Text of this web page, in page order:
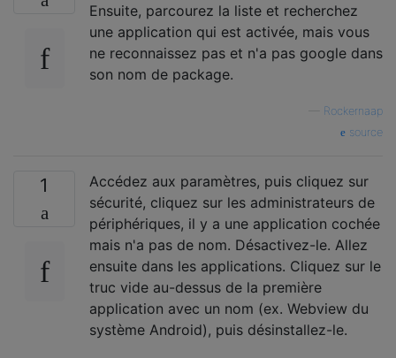
Ensuite, parcourez la liste et recherchez
une application qui est activée, mais vous
ne reconnaissez pas et n'a pas google dans
son nom de package.
Rockernaap
source
1
Accédez aux paramètres, puis cliquez sur
sécurité, cliquez sur les administrateurs de
périphériques, il y a une application cochée
mais n'a pas de nom. Désactivez-le. Allez
ensuite dans les applications. Cliquez sur le
truc vide au-dessus de la première
application avec un nom (ex. Webview du
système Android), puis désinstallez-le.